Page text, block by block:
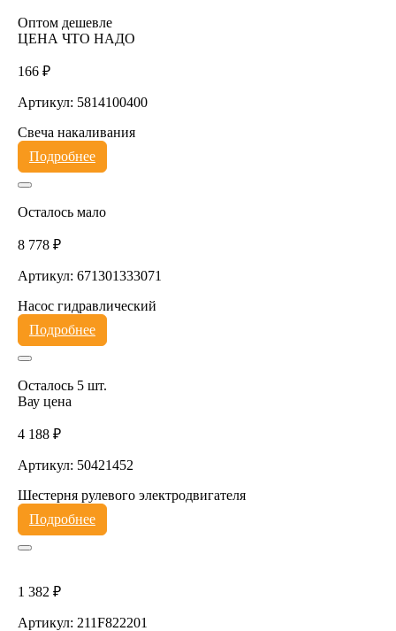
Оптом дешевле
ЦЕНА ЧТО НАДО
166 ₽
Артикул: 5814100400
Свеча накаливания
Подробнее
Осталось мало
8 778 ₽
Артикул: 671301333071
Насос гидравлический
Подробнее
Осталось 5 шт.
Вау цена
4 188 ₽
Артикул: 50421452
Шестерня рулевого электродвигателя
Подробнее
1 382 ₽
Артикул: 211F822201